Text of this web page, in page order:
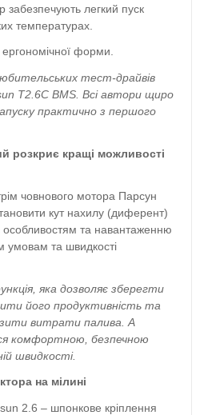
забезпечують легкий пуск
температурах.
ергономічної форми.
тест-драйвів
T2.6С BMS. Всі автори щиро
практично з першого
розкриє кращі можливості
човнового мотора Парсун
кут нахилу (диферент)
особливостям та навантаженню
умовам та швидкості
яка дозволяє зберегти
його продуктивність та
витрати палива. А
комфортною, безпечною
швидкості.
на мілині
2.6 – шпонкове кріплення